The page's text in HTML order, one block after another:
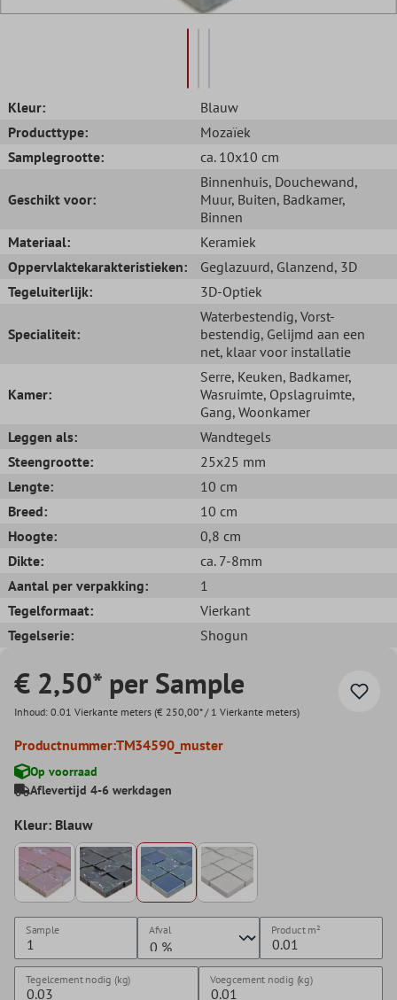
Kleur:
Blauw
Producttype:
Mozaïek
Samplegrootte:
ca. 10x10 cm
Geschikt voor:
Binnenhuis, Douchewand,
Muur, Buiten, Badkamer,
Binnen
Materiaal:
Keramiek
Oppervlaktekarakteristieken:
Geglazuurd, Glanzend, 3D
Tegeluiterlijk:
3D-Optiek
Specialiteit:
Waterbestendig, Vorst-
bestendig, Gelijmd aan een
net, klaar voor installatie
Kamer:
Serre, Keuken, Badkamer,
Wasruimte, Opslagruimte,
Gang, Woonkamer
Leggen als:
Wandtegels
Steengrootte:
25x25 mm
Lengte:
10 cm
Breed:
10 cm
Hoogte:
0,8 cm
Dikte:
ca. 7-8mm
Aantal per verpakking:
1
Tegelformaat:
Vierkant
Tegelserie:
Shogun
€ 2,50* per Sample
Inhoud: 0.01 Vierkante meters (€ 250,00* / 1 Vierkante meters)
Productnummer:TM34590_muster
Op voorraad
Aflevertijd 4-6 werkdagen
Kleur: Blauw
Sample Afval Productm²
Tegelcement nodig (kg) Voegcement nodig (kg)